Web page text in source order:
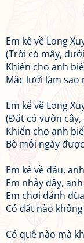
Em kể về Long
(Trời có mây,
Khiến cho anh
Mắc lưới làm sao
Em kể về Long
(Đất có vườn cây,
Khiến cho anh
Bò mỗi ngày
Em kể về đâu,
Em nhảy dây,
Em chơi đánh
Có đất nào
Có quê nào mà